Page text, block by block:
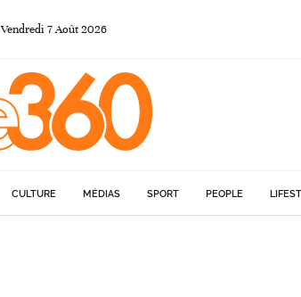
Vendredi 7Août 2026
CULTURE MÉDIAS SPORT PEOPLE